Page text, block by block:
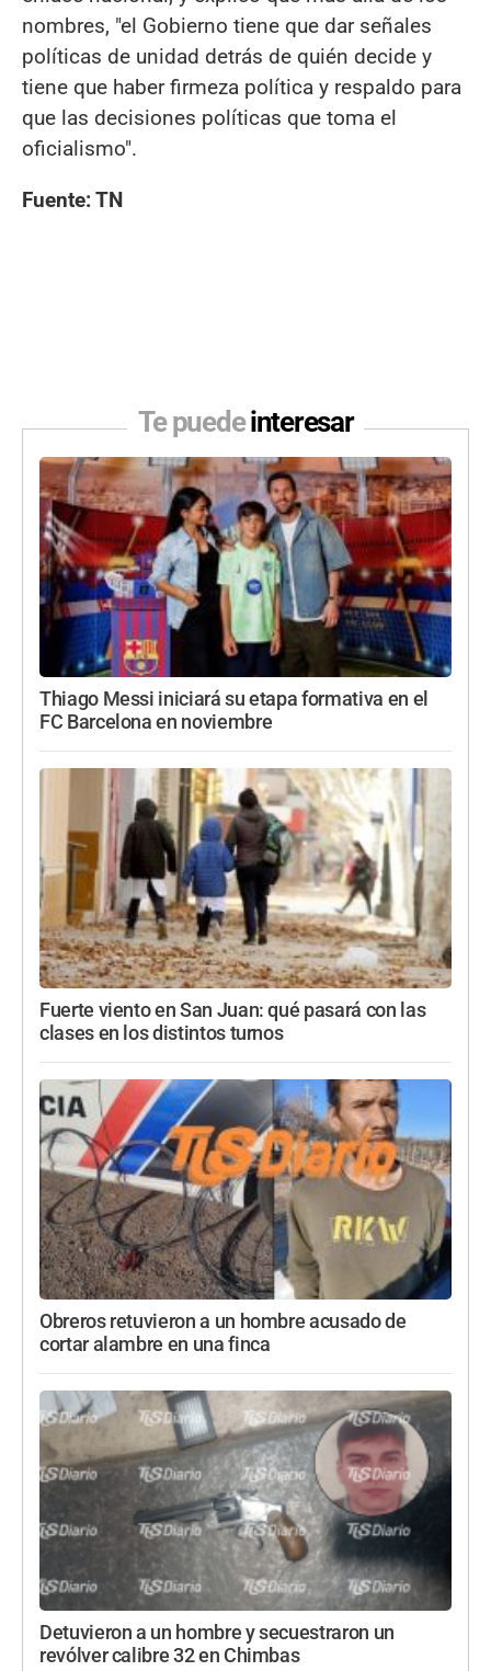
nombres, "el Gobierno tiene que dar señales
políticas de unidad detrás de quién decide y
tiene que haber firmeza política y respaldo para
que las decisiones políticas que toma el
oficialismo".
Fuente: TN
Te puedeinteresar
Thiago Messi iniciará su etapa formativa en el
FC Barcelona en noviembre
Fuerte viento en San Juan: qué pasará con las
clases en los distintos turnos
Obreros retuvieron a un hombre acusado de
cortar alambre en una finca
Detuvieron a un hombre y secuestraron un
revólver calibre 32 en Chimbas